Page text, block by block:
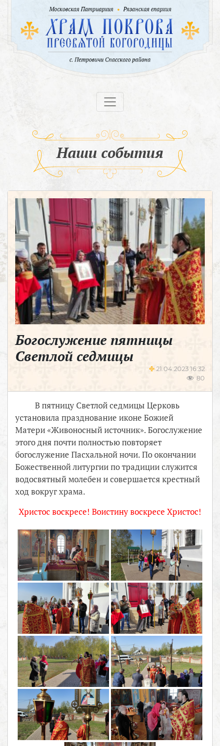
Наши события
Богослужение пятницы
Светлой седмицы
21.04.2023 16:32
80
В пятницу Светлой седмицы Церковь
установила празднование иконе Божией
Матери «Живоносный источник». Богослужение
этого дня почти полностью повторяет
богослужение Пасхальной ночи. По окончании
Божественной литургии по традиции служится
водосвятный молебен и совершается крестный
ход вокруг храма.
Христос воскресе! Воистину воскресе Христос!